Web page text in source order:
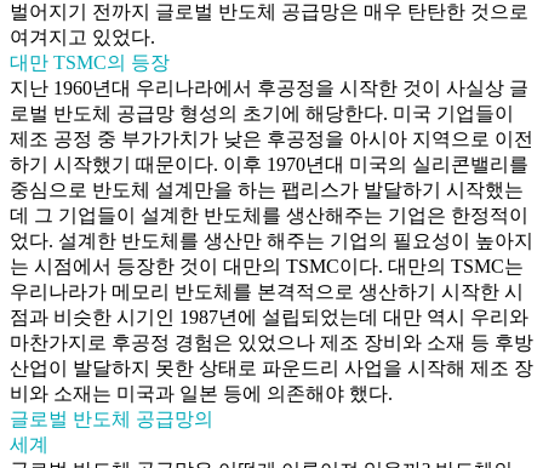
벌어지기 전까지 글로벌 반도체 공급망은 매우 탄탄한 것으로
여겨지고 있었다.
대만 TSMC의 등장
지난 1960년대 우리나라에서 후공정을 시작한 것이 사실상 글
로벌 반도체 공급망 형성의 초기에 해당한다. 미국 기업들이
제조 공정 중 부가가치가 낮은 후공정을 아시아 지역으로 이전
하기 시작했기 때문이다. 이후 1970년대 미국의 실리콘밸리를
중심으로 반도체 설계만을 하는 팹리스가 발달하기 시작했는
데 그 기업들이 설계한 반도체를 생산해주는 기업은 한정적이
었다. 설계한 반도체를 생산만 해주는 기업의 필요성이 높아지
는 시점에서 등장한 것이 대만의 TSMC이다. 대만의 TSMC는
우리나라가 메모리 반도체를 본격적으로 생산하기 시작한 시
점과 비슷한 시기인 1987년에 설립되었는데 대만 역시 우리와
마찬가지로 후공정 경험은 있었으나 제조 장비와 소재 등 후방
산업이 발달하지 못한 상태로 파운드리 사업을 시작해 제조 장
비와 소재는 미국과 일본 등에 의존해야 했다.
글로벌 반도체 공급망의
세계